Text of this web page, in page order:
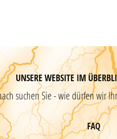
UNSERE WEBSITE IM
suchen Sie - wie dürfen wir
FAQ